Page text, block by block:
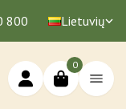
800 Lietuvių
0